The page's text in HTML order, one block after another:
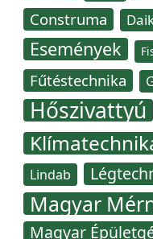
Construma
Események
Fűtéstechnika
Hőszivattyú
Lindab
Magyar
Magyar